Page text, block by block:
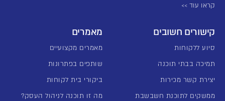
קראו עוד >>
קישורים חשובים
סיוע ללקוחות
תמיכה בבתי תוכנה
יצירת קשר מכירות
ממשקים לתוכנת חשבשבת
מאמרים
מאמרים מקצועיים
שותפים בפתרונות
ביקורי בית לקוחות
מה זו תוכנה לניהול העסק?